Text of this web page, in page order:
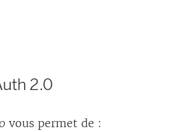
2.0
vous permet de :